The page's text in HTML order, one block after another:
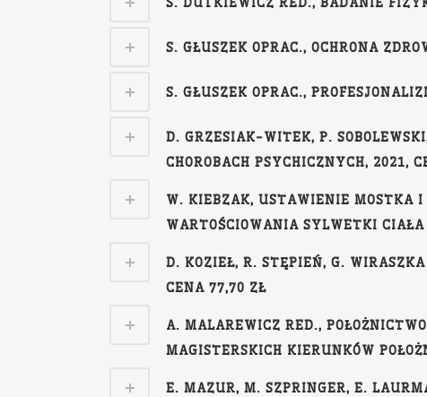
S. GŁUSZEK OPRAC., OCHRONA
S. GŁUSZEK OPRAC.,
D. GRZESIAK-WITEK, P.
CHOROBACH PSYCHICZNYCH, 2021,
W. KIEBZAK, USTAWIENIE MOSTKA I
WARTOŚCIOWANIA SYLWETKI
D. KOZIEŁ, R. STĘPIEŃ, G.
CENA 77,70 ZŁ
A. MALAREWICZ RED.,
MAGISTERSKICH KIERUNKÓW
E. MAZUR, M. SZPRINGER, E.